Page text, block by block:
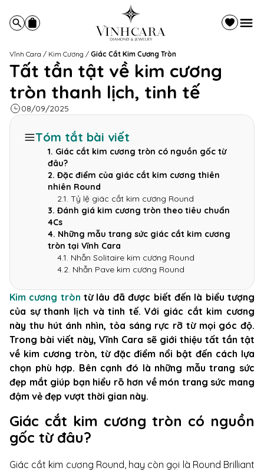
Vĩnh Cara / Kim Cương / Giác Cắt Kim Cương Tròn
Tất tần tật về kim cương
tròn thanh lịch, tinh tế
08/09/2025
Tóm tắt bài viết
1. Giác cắt kim cương tròn có nguồn gốc từ
đâu?
2. Đặc điểm của giác cắt kim cương thiên
nhiên Round
2.1. Tỷ lệ giác cắt kim cương Round
3. Đánh giá kim cương tròn theo tiêu chuẩn
4Cs
4. Những mẫu trang sức giác cắt kim cương
tròn tại Vĩnh Cara
4.1. Nhẫn Solitaire kim cương Round
4.2. Nhẫn Pave kim cương Round
Kim cương tròn từ lâu đã được biết đến là biểu tượng
của sự thanh lịch và tinh tế. Với giác cắt kim cương
này thu hút ánh nhìn, tỏa sáng rực rỡ từ mọi góc độ.
Trong bài viết này, Vĩnh Cara sẽ giới thiệu tất tần tật
về kim cương tròn, từ đặc điểm nổi bật đến cách lựa
chọn phù hợp. Bên cạnh đó là những mẫu trang sức
đẹp mắt giúp bạn hiểu rõ hơn về món trang sức mang
đậm vẻ đẹp vượt thời gian này.
Giác cắt kim cương tròn có nguồn
gốc từ đâu?
Giác cắt kim cương Round, hay còn gọi là Round Brilliant